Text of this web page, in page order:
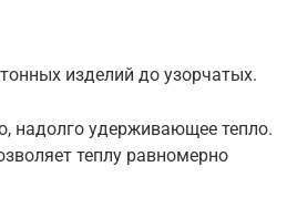
изделий до узорчатых.
надолго удерживающее тепло.
теплу равномерно